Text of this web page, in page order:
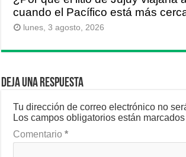
cuando el Pacífico está más
lunes, 3 agosto, 2026
Deja una respuesta
Tu dirección de correo electrónico no
Los campos obligatorios están
Comentario*